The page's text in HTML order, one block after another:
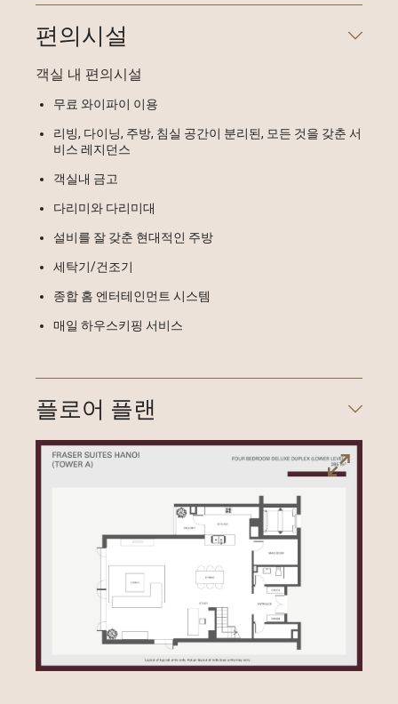
편의시설
객실 내 편의시설
무료 와이파이 이용
리빙, 다이닝, 주방, 침실 공간이 분리된, 모든 것을 갖춘 서
비스 레지던스
객실내 금고
다리미와 다리미대
설비를 잘 갖춘 현대적인 주방
세탁기/건조기
종합 홈 엔터테인먼트 시스템
매일 하우스키핑 서비스
플로어 플랜